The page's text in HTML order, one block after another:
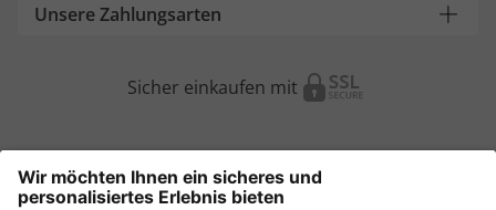
Unsere Zahlungsarten
Sicher einkaufen mit
Weitere Onlineshops